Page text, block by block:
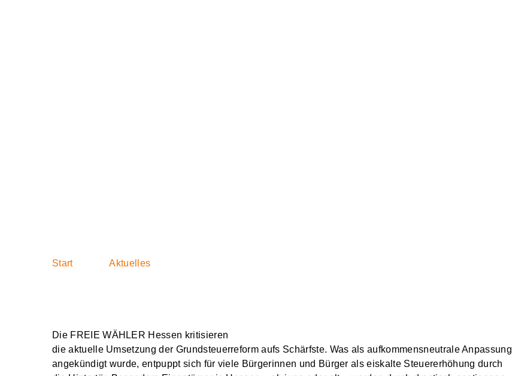
Start Aktuelles
Die FREIE WÄHLER Hessen kritisieren
die aktuelle Umsetzung der Grundsteuerreform aufs Schärfste. Was als aufkommensneutrale Anpassung
angekündigt wurde, entpuppt sich für viele Bürgerinnen und Bürger als eiskalte Steuererhöhung durch